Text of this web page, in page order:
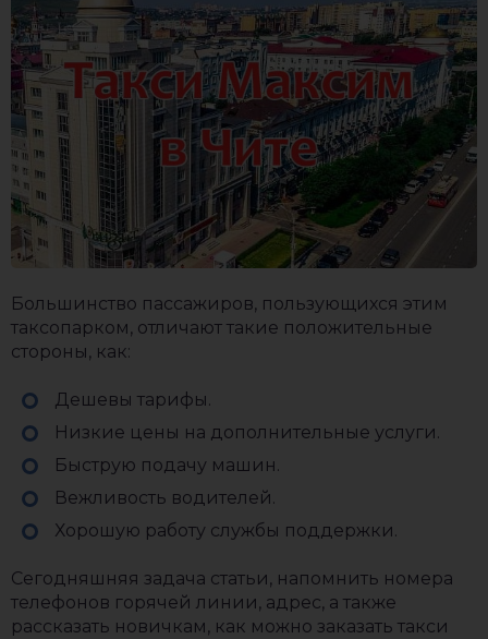
Большинство пассажиров, пользующихся этим
таксопарком, отличают такие положительные
стороны, как:
Дешевы тарифы.
Низкие цены на дополнительные услуги.
Быструю подачу машин.
Вежливость водителей.
Хорошую работу службы поддержки.
Сегодняшняя задача статьи, напомнить номера
телефонов горячей линии, адрес, а также
рассказать новичкам, как можно заказать такси